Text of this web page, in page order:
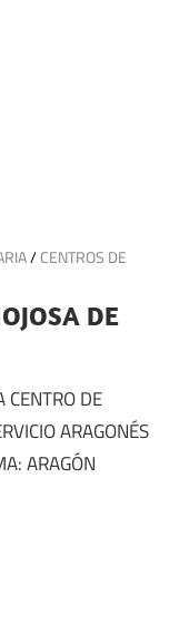
/CENTROS DE
DE
CENTRO DE
ARAGONÉS
ARAGÓN